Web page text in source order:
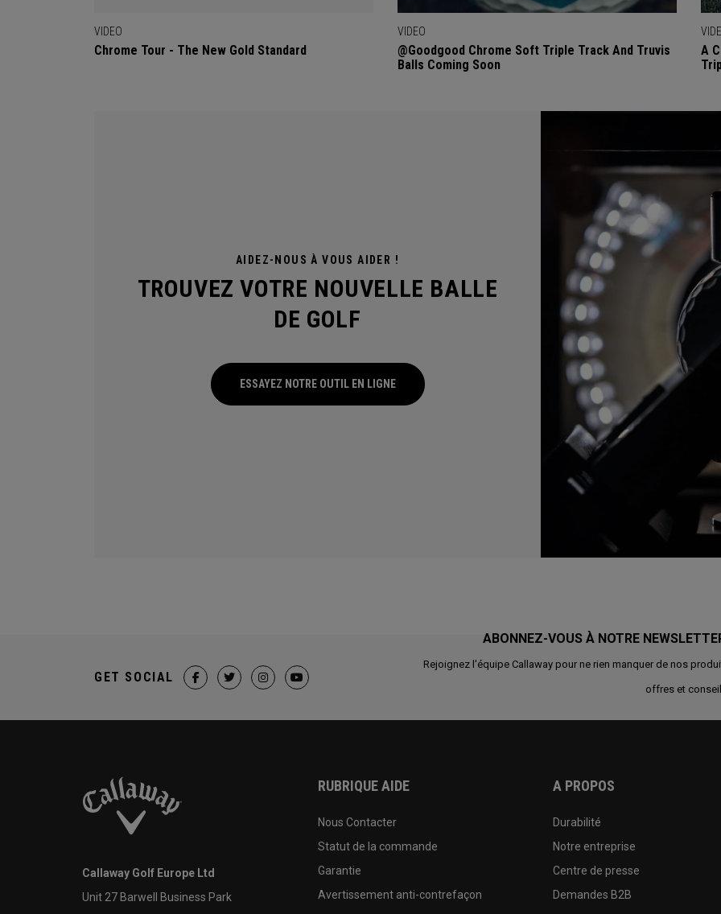
VIDEO
Chrome Tour - The New Gold Standard
VIDEO
@goodgood Chrome Soft Triple Track And Truvis
Balls Coming Soon
A
AIDEZ-NOUS À VOUS AIDER !
TROUVEZ VOTRE NOUVELLE BALLE
DE GOLF
ESSAYEZ NOTRE OUTIL EN LIGNE
ABONNEZ-VOUS À NOTRE
Rejoignez l'équipe Callaway pour ne rien manquer de nos
offres et
GET SOCIAL
Callaway Golf Europe Ltd
Unit 27 Barwell Business Park
RUBRIQUE AIDE
Nous Contacter
Statut de la commande
Garantie
Avertissement anti-contrefaçon
A PROPOS
Durabilité
Notre entreprise
Centre de presse
Demandes B2B